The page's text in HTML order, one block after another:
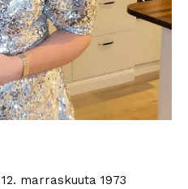
marraskuuta 1973